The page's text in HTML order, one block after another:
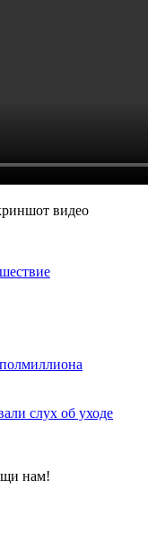
видео
слух об уходе
нам!